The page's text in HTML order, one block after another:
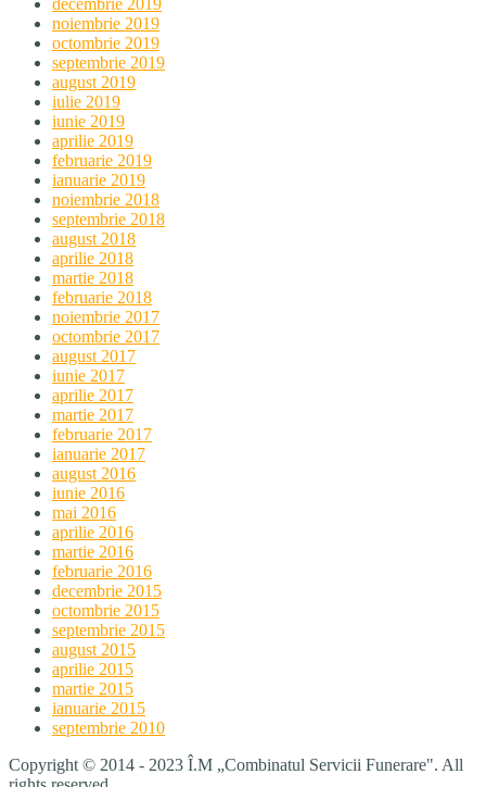
decembrie 2019
noiembrie 2019
octombrie 2019
septembrie 2019
august 2019
iulie 2019
iunie 2019
aprilie 2019
februarie 2019
ianuarie 2019
noiembrie 2018
septembrie 2018
august 2018
aprilie 2018
martie 2018
februarie 2018
noiembrie 2017
octombrie 2017
august 2017
iunie 2017
aprilie 2017
martie 2017
februarie 2017
ianuarie 2017
august 2016
iunie 2016
mai 2016
aprilie 2016
martie 2016
februarie 2016
decembrie 2015
octombrie 2015
septembrie 2015
august 2015
aprilie 2015
martie 2015
ianuarie 2015
septembrie 2010
Copyright © 2014 - 2023 Î.M „Combinatul Servicii Funerare". All